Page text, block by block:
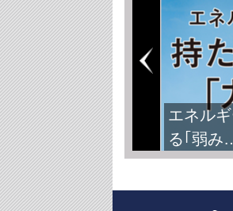
エネル
る｢弱み